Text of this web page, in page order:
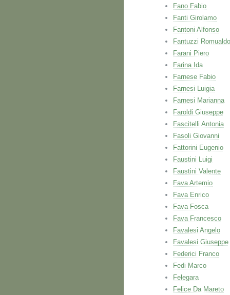
Fano Fabio
Fanti Girolamo
Fantoni Alfonso
Fantuzzi Romualdo
Farani Piero
Farina Ida
Farnese Fabio
Farnesi Luigia
Farnesi Marianna
Faroldi Giuseppe
Fascitelli Antonia
Fasoli Giovanni
Fattorini Eugenio
Faustini Luigi
Faustini Valente
Fava Artemio
Fava Enrico
Fava Fosca
Fava Francesco
Favalesi Angelo
Favalesi Giuseppe
Federici Franco
Fedi Marco
Felegara
Felice Da Mareto